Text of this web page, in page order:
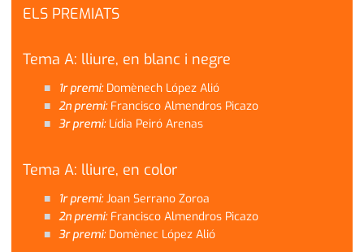
ELS PREMIATS
Tema A: lliure, en blanc i negre
1r premi:Domènech López Alió
2n premi:Francisco Almendros Picazo
3r premi:Lídia Peiró Arenas
Tema A: lliure, en color
1r premi:Joan Serrano Zoroa
2n premi:Francisco Almendros Picazo
3r premi:Domènec López Alió